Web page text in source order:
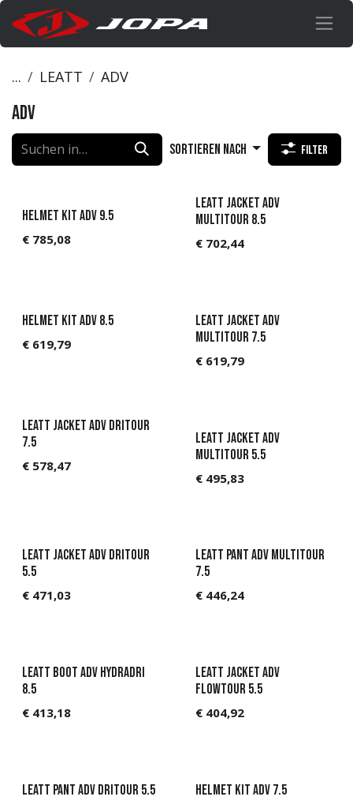
Zum Inhalt springen
... LEATT ADV
ADV
Sortieren nach Filter
Helmet Kit ADV 9.5
€ 785,08
Leatt Jacket ADV
MultiTour 8.5
€ 702,44
Helmet Kit ADV 8.5
€ 619,79
Leatt Jacket ADV
MultiTour 7.5
€ 619,79
Leatt Jacket ADV DriTour
7.5
€ 578,47
Leatt Jacket ADV
MultiTour 5.5
€ 495,83
Leatt Jacket ADV DriTour
5.5
€ 471,03
Leatt Pant ADV MultiTour
7.5
€ 446,24
Leatt Boot ADV HydraDri
8.5
€ 413,18
Leatt Jacket ADV
FlowTour 5.5
€ 404,92
Leatt Pant ADV DriTour 5.5 Helmet Kit ADV 7.5